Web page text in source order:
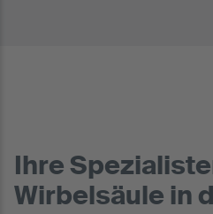
Ihre
Wirbelsäule in